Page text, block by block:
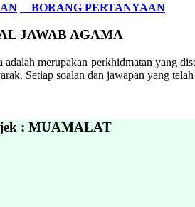
BORANG PERTANYAAN
JAWAB AGAMA
adalah merupakan perkhidmatan yang
Setiap soalan dan jawapan yang
: MUAMALAT